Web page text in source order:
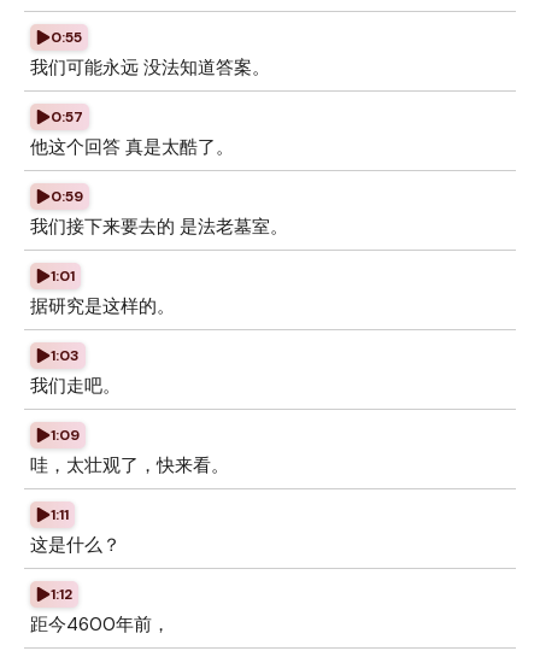
0:55
我们可能永远 没法知道答案。
0:57
他这个回答 真是太酷了。
0:59
我们接下来要去的 是法老墓室。
1:01
据研究是这样的。
1:03
我们走吧。
1:09
哇，太壮观了，快来看。
1:11
这是什么？
1:12
距今4600年前，